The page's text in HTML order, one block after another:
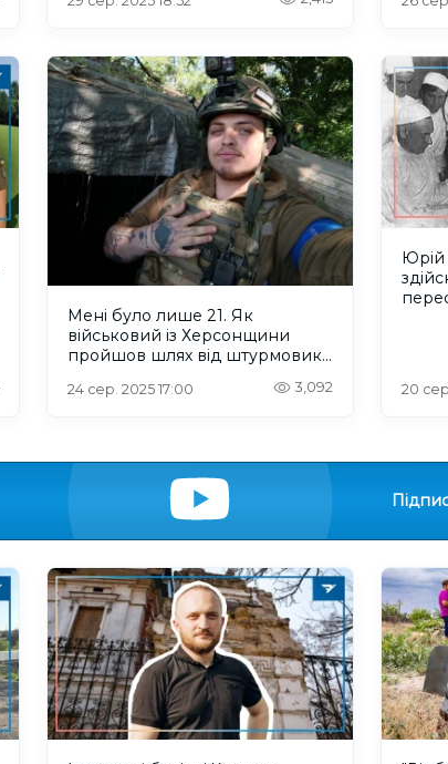
Мені було лише 21. Як
військовий із Херсонщини
пройшов шлях від штурмовика
24 сер. 2025 17:00 3,092
Юрій
20